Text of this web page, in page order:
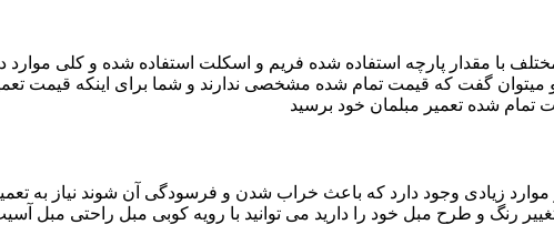
با مقدار پارچه استفاده شده فریم و اسکلت استفاده شده و کلی موارد
گفت که قیمت تمام شده مشخصی ندارند و شما برای اینکه قیمت تعمیر
تمام شده تعمیر مبلمان خود برسید
زیادی وجود دارد که باعث خراب شدن و فرسودگی آن شوند نیاز به
و طرح مبل خود را دارید می توانید با رویه کوبی مبل راحتی مبل آسیب